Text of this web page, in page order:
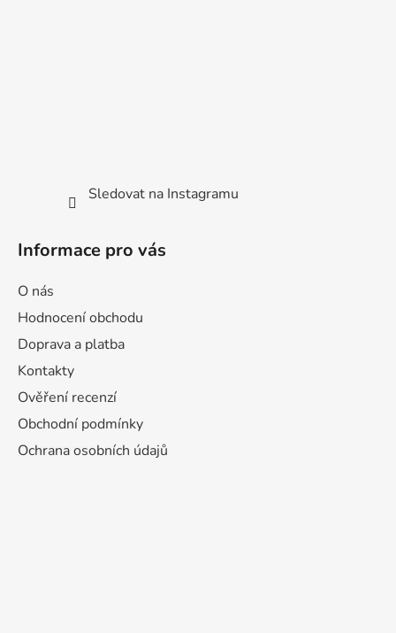
Sledovat na Instagramu
Informace pro vás
O nás
Hodnocení obchodu
Doprava a platba
Kontakty
Ověření recenzí
Obchodní podmínky
Ochrana osobních údajů